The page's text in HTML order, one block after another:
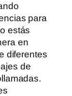
para
estás
en
diferentes
de